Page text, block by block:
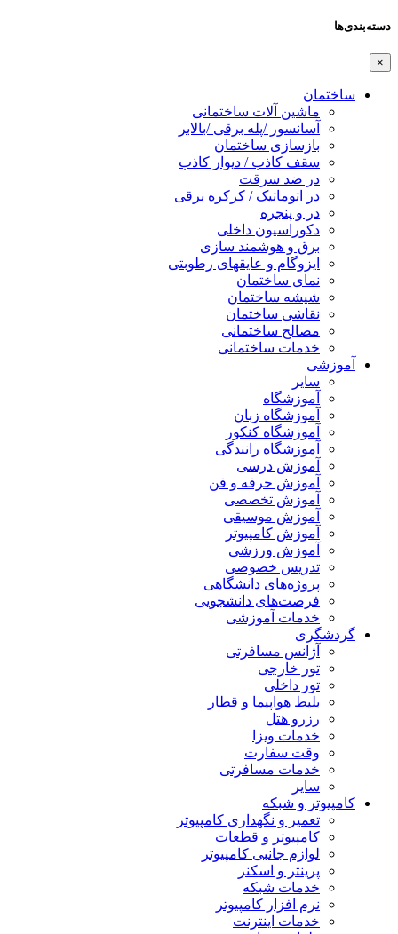
دسته‌بندی‌ها
×
ساختمان
ماشین آلات ساختمانی
آسانسور /پله برقی /بالابر
بازسازی ساختمان
سقف کاذب / دیوار کاذب
در ضد سرقت
در اتوماتیک / کرکره برقی
در و پنجره
دکوراسیون داخلی
برق و هوشمند سازی
ایزوگام و عایقهای رطوبتی
نمای ساختمان
شیشه ساختمان
نقاشی ساختمان
مصالح ساختمانی
خدمات ساختمانی
آموزشی
سایر
آموزشگاه
آموزشگاه زبان
آموزشگاه کنکور
آموزشگاه رانندگی
آموزش درسی
آموزش حرفه و فن
آموزش تخصصی
آموزش موسیقی
آموزش کامپیوتر
آموزش ورزشی
تدریس خصوصی
پروژه‌های دانشگاهی
فرصت‌های دانشجویی
خدمات آموزشی
گردشگری
آژانس مسافرتی
تور خارجی
تور داخلی
بلیط هواپیما و قطار
رزرو هتل
خدمات ویزا
وقت سفارت
خدمات مسافرتی
سایر
کامپیوتر و شبکه
تعمیر و نگهداری کامپیوتر
کامپیوتر و قطعات
لوازم جانبی کامپیوتر
پرینتر و اسکنر
خدمات شبکه
نرم افزار کامپیوتر
خدمات اینترنت